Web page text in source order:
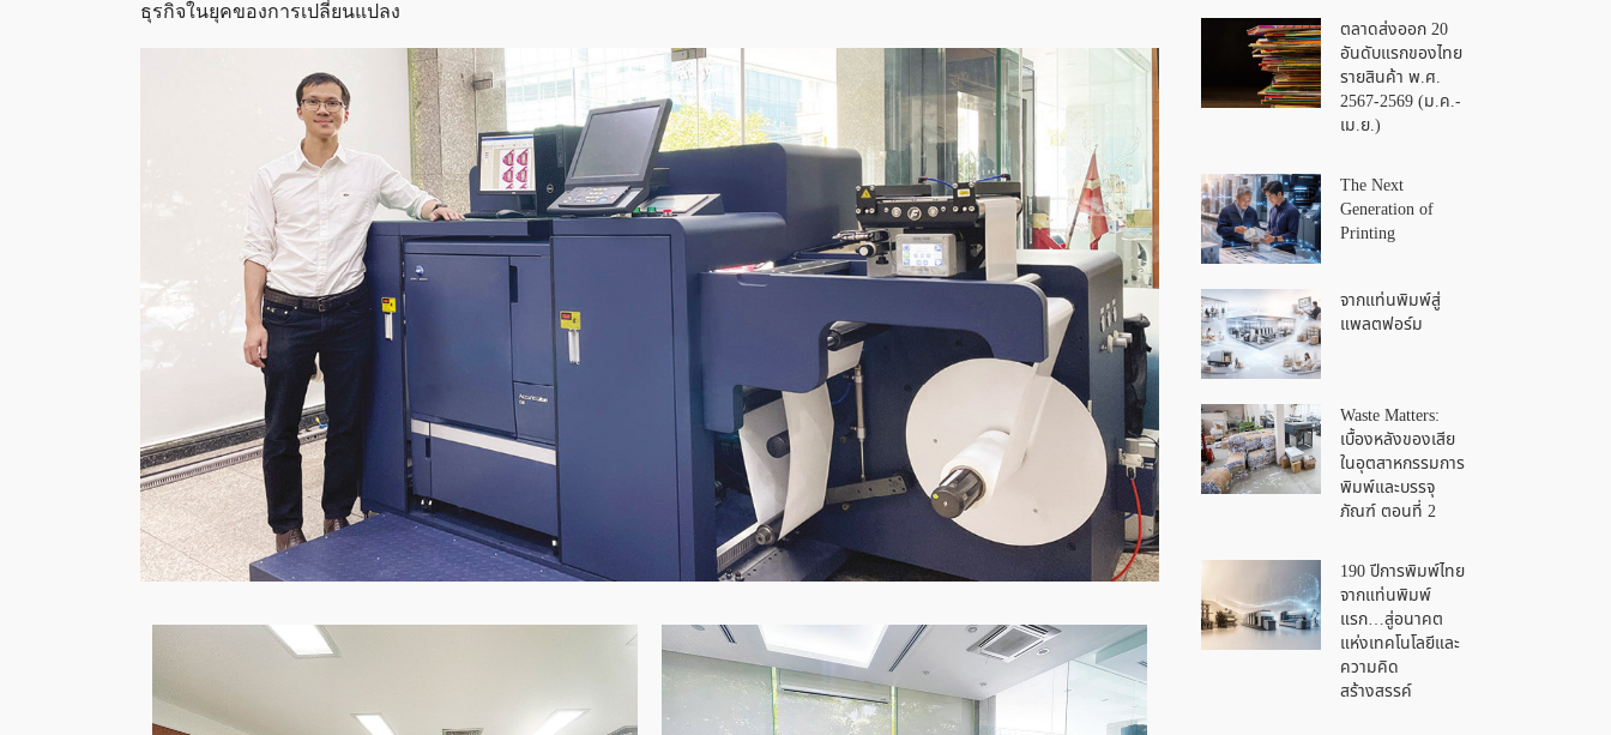
ธุรกิจในยุคของการเปลี่ยนแปลง
ตลาดส่งออก 20
อันดับแรกของไทย
รายสินค้า พ.ศ.
2567-2569 (ม.ค.-
เม.ย.)
The Next
Generation of
Printing
จากแท่นพิมพ์สู่
แพลตฟอร์ม
Waste Matters:
เบื้องหลังของเสีย
ในอุตสาหกรรมการ
พิมพ์และบรรจุ
ภัณฑ์ ตอนที่ 2
190 ปีการพิมพ์ไทย
จากแท่นพิมพ์
แรก…สู่อนาคต
แห่งเทคโนโลยีและ
ความคิด
สร้างสรรค์